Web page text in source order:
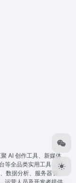
AI 创作工具、新媒体
等全品类实用工具，覆
数据分析、服务器管
运营人员及开发者提供